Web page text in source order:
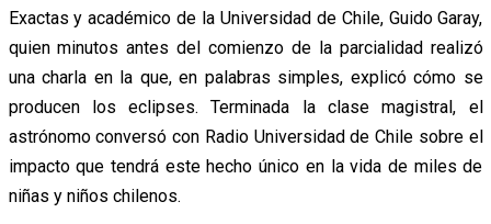
Exactas y académico de la Universidad de Chile, Guido Garay,
quien minutos antes del comienzo de la parcialidad realizó
una charla en la que, en palabras simples, explicó cómo se
producen los eclipses.Terminada la clase magistral, el
astrónomo conversó con Radio Universidad de Chile sobre el
impacto que tendrá este hecho único en la vida de miles de
niñas y niños chilenos.